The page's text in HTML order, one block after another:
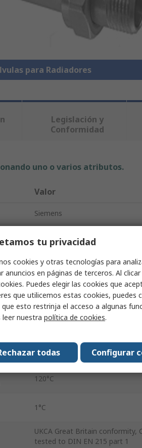
para Radiadores
Legislación y
Conformidad
uno o varios atributos.
Valor
Siemens
A
1/2 in
Latón
Axial
10 bar
120°C
1°C
UKCA Great Britain conformity,
tested to DIN EN 215 part 1
tu privacidad
cookies y otras tecnologías para
anuncios en páginas de terceros. Al
Puedes elegir las cookies que
que utilicemos estas cookies, puedes
que esto restrinja el acceso a algunas
leer nuestra política de cookies.
Configurar
todas